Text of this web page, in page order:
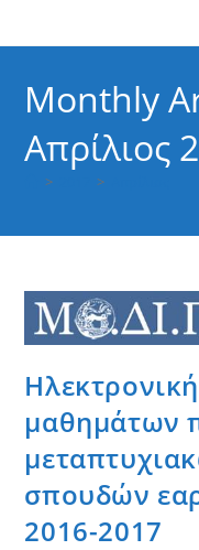
Monthly
Απρίλιος
> >
μαθημάτων
σπουδών
2016-2017